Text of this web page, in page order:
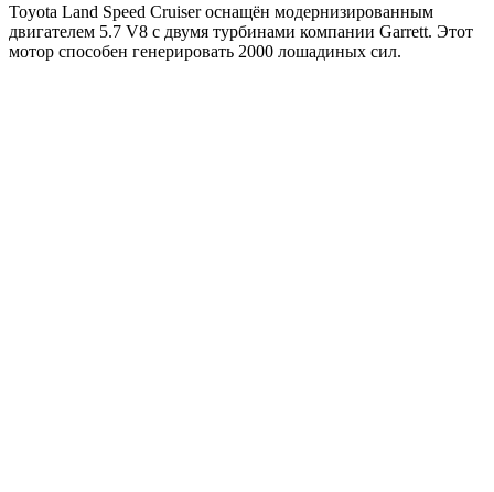
Toyota Land Speed Cruiser оснащён модернизированным
двигателем 5.7 V8 с двумя турбинами компании Garrett. Этот
мотор способен генерировать 2000 лошадиных сил.